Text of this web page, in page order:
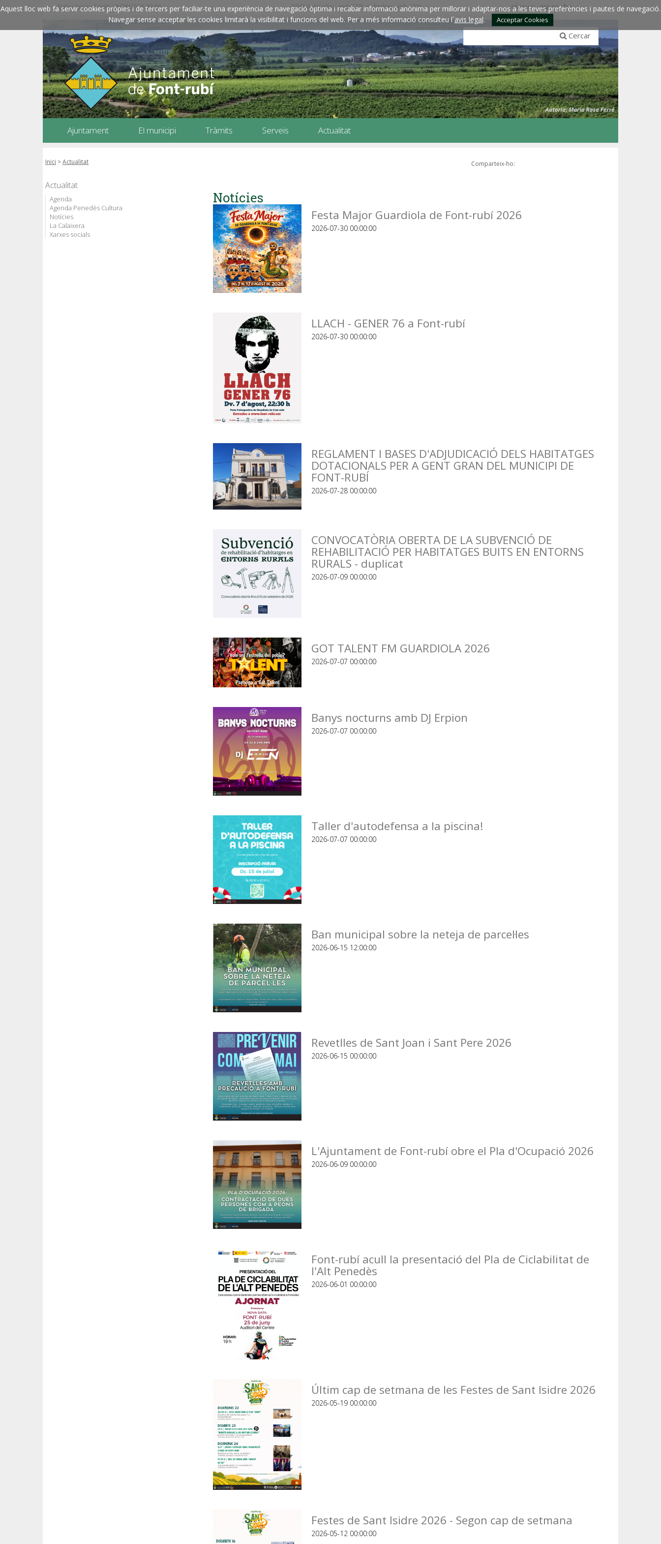
Aquest lloc web fa servir cookies pròpies i de tercers per faciliar-te una experiència de navegació òptima i recabar informació anònima per millorar i adaptar-nos a les teves preferències i pautes de navegació.
Navegar sense acceptar les cookies limitarà la visibilitat i funcions del web. Per a més informació consulteu l´avis legal. Acceptar Cookies
Data i hora oficials: 08/08/2026 09:49 ZOOM: Amplieu amb CTRL+ / Reduïu amb CTRL- Idiomes:esp engfra
Cercar
Ajuntament El municipi Tràmits Serveis Actualitat
Inici >Actualitat Comparteix-ho:
Actualitat
Agenda
Agenda Penedès Cultura
Notícies
La Calaixera
Xarxes socials
Notícies
Festa Major Guardiola de Font-rubí 2026
2026-07-30 00:00:00
LLACH - GENER 76 a Font-rubí
2026-07-30 00:00:00
REGLAMENT I BASES D'ADJUDICACIÓ DELS HABITATGES
DOTACIONALS PER A GENT GRAN DEL MUNICIPI DE
FONT-RUBÍ
2026-07-28 00:00:00
CONVOCATÒRIA OBERTA DE LA SUBVENCIÓ DE
REHABILITACIÓ PER HABITATGES BUITS EN ENTORNS
RURALS - duplicat
2026-07-09 00:00:00
GOT TALENT FM GUARDIOLA 2026
2026-07-07 00:00:00
Banys nocturns amb DJ Erpion
2026-07-07 00:00:00
Taller d'autodefensa a la piscina!
2026-07-07 00:00:00
Ban municipal sobre la neteja de parcel·les
2026-06-15 12:00:00
Revetlles de Sant Joan i Sant Pere 2026
2026-06-15 00:00:00
L'Ajuntament de Font-rubí obre el Pla d'Ocupació 2026
2026-06-09 00:00:00
Font-rubí acull la presentació del Pla de Ciclabilitat de
l'Alt Penedès
2026-06-01 00:00:00
Últim cap de setmana de les Festes de Sant Isidre 2026
2026-05-19 00:00:00
Festes de Sant Isidre 2026 - Segon cap de setmana
2026-05-12 00:00:00